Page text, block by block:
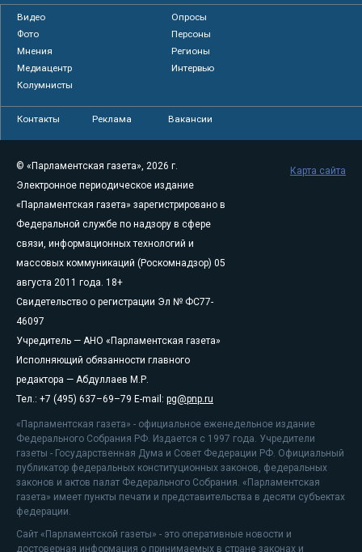
Видео
Опросы
Фото
Персоны
Мнения
Регионы
Медиацентр
Интервью
Колумнисты
Контакты Реклама Вакансии
© «Парламентская газета», 2026 г.
Электронное периодическое издание
«Парламентская газета» зарегистрировано в
Федеральной службе по надзору в сфере
связи, информационных технологий и
массовых коммуникаций (Роскомнадзор) 05
августа 2011 года. 18+
Свидетельство о регистрации Эл № ФС77-
46097
Учредитель — АНО «Парламентская газета»
Исполняющий обязанности главного
редактора — Абдуллаев М.Р.
Тел.: +7 (495) 637–69–79 E-mail: pg@pnp.ru
«Парламентская газета» - официальное еженедельное издание
Федерального Собрания РФ. Издается с 1997 года. Учредители
газеты - Государственная Дума и Совет Федерации РФ. Официальный
публикатор федеральных конституционных законов, федеральных
законов и актов палат Федерального Собрания. «Парламентская
газета» имеет пункты печати и представительства в десяти субъектах
федерации.
Сайт «Парламентской газеты» - это оперативные новости и
достоверная информация о принимаемых в стране законах и
Карта сайта